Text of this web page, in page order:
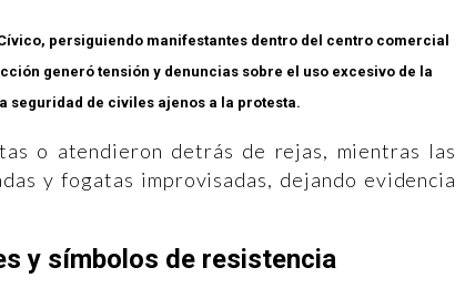
persiguiendo manifestantes dentro del centro comercial
generó tensión y denuncias sobre el uso excesivo de la
de civiles ajenos a la protesta.
o atendieron detrás de rejas, mientras las
y fogatas improvisadas, dejando evidencia
y símbolos de resistencia